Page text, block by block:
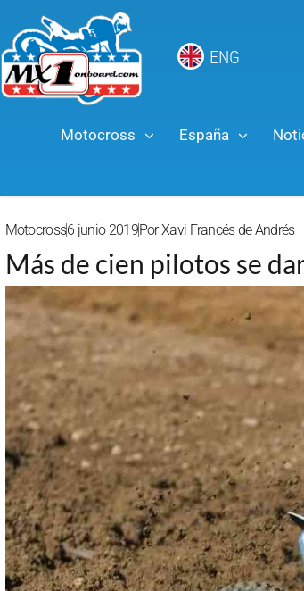
ENG
Motocross España
Motocross6 junio 2019PorXavi Francés de Andrés
Más de cien pilotos se